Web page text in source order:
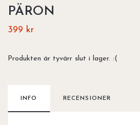
PÄRON
399 kr
Produkten är tyvärr slut i lager. :(
INFO RECENSIONER